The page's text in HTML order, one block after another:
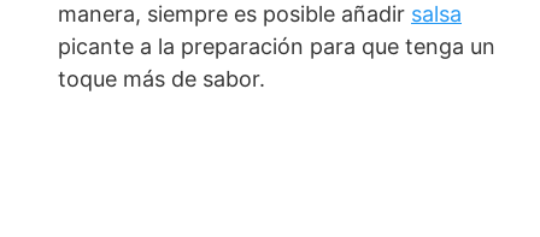
manera, siempre es posible añadir salsa
picante a la preparación para que tenga un
toque más de sabor.